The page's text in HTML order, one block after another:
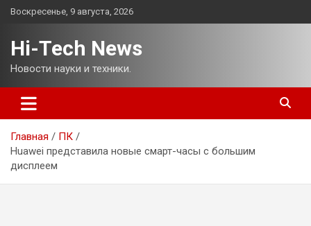
Перейти
Воскресенье, 9 августа, 2026
Hi-Tech News
Новости науки и техники.
Главная
ПК
Huawei представила новые смарт-часы с большим
дисплеем